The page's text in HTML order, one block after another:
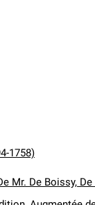
1758)
Mr. De Boissy,